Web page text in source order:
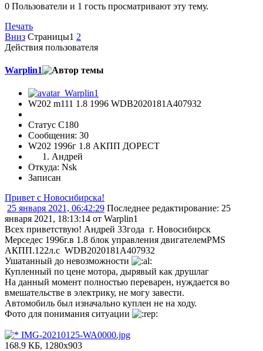
0 Пользователи и 1 гость просматривают эту тему.
Печать
Вниз Страницы1 2
Действия пользователя
Warplin1
W202 m111 1.8 1996 WDB2020181A407932
Статус C180
Сообщения: 30
W202 1996г 1.8 АКПП ДОРЕСТ
Андрей
Откуда: Nsk
Записан
Привет с Новосибирска!
25 января 2021, 06:42:29 Последнее редактирование: 25
января 2021, 18:13:14 от Warplin1
Всех приветствую! Андрей 33года г. Новосибирск
Мерседес 1996г.в 1.8 блок управления двигателемPMS
АКПП.122л.с WDB2020181A407932
Ушатанный до невозможности
Купленный по цене мотора, дырявый как друшлаг
На данный момент полностью переварен, нуждается во
вмешательстве в электрику, не могу завести.
Автомобиль был изначально куплен не на ходу.
Фото для понимания ситуации
IMG-20210125-WA0000.jpg
168.9 КБ, 1280x903